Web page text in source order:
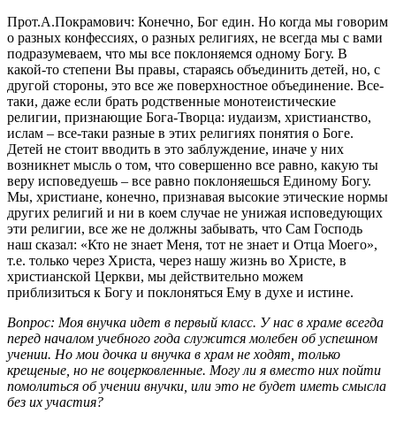
Прот.А.Покрамович: Конечно, Бог един. Но когда мы говорим
о разных конфессиях, о разных религиях, не всегда мы с вами
подразумеваем, что мы все поклоняемся одному Богу. В
какой-то степени Вы правы, стараясь объединить детей, но, с
другой стороны, это все же поверхностное объединение. Все-
таки, даже если брать родственные монотеистические
религии, признающие Бога-Творца: иудаизм, христианство,
ислам – все-таки разные в этих религиях понятия о Боге.
Детей не стоит вводить в это заблуждение, иначе у них
возникнет мысль о том, что совершенно все равно, какую ты
веру исповедуешь – все равно поклоняешься Единому Богу.
Мы, христиане, конечно, признавая высокие этические нормы
других религий и ни в коем случае не унижая исповедующих
эти религии, все же не должны забывать, что Сам Господь
наш сказал: «Кто не знает Меня, тот не знает и Отца Моего»,
т.е. только через Христа, через нашу жизнь во Христе, в
христианской Церкви, мы действительно можем
приблизиться к Богу и поклоняться Ему в духе и истине.
Вопрос: Моя внучка идет в первый класс. У нас в храме всегда
перед началом учебного года служится молебен об успешном
учении. Но мои дочка и внучка в храм не ходят, только
крещеные, но не воцерковленные. Могу ли я вместо них пойти
помолиться об учении внучки, или это не будет иметь смысла
без их участия?